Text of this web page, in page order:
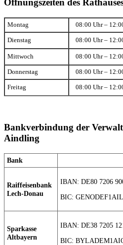
Öffnungszeiten des
Montag 08:00 Uhr –
Dienstag 08:00 Uhr –
Mittwoch 08:00 Uhr –
Donnerstag 08:00 Uhr –
Freitag 08:00 Uhr –
Bankverbindung der
Aindling
Bank
Raiffeisenbank
Lech-Donau
IBAN: DE80 7206
BIC: GENODEF1AIL
Sparkasse
Altbayern
IBAN: DE38 7205
BIC: